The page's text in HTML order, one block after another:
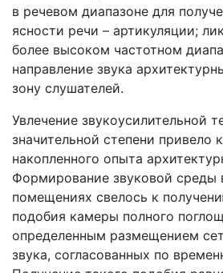
в речевом диапазоне для
ясности речи – артикуляции;
более высоком частотном
направление звука
зону слушателей.
Увлечение звукоусилительной
значительной степени привело
накопленного опыта
Формирование звуковой среды
помещениях свелось к
подобия камеры полного
определенным размещением
звука, согласованных по